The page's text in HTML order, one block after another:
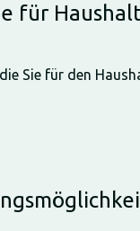
für
Sie für den